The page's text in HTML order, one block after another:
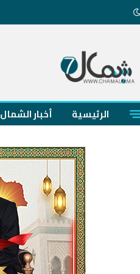
الرئيسية أخبار الشمال